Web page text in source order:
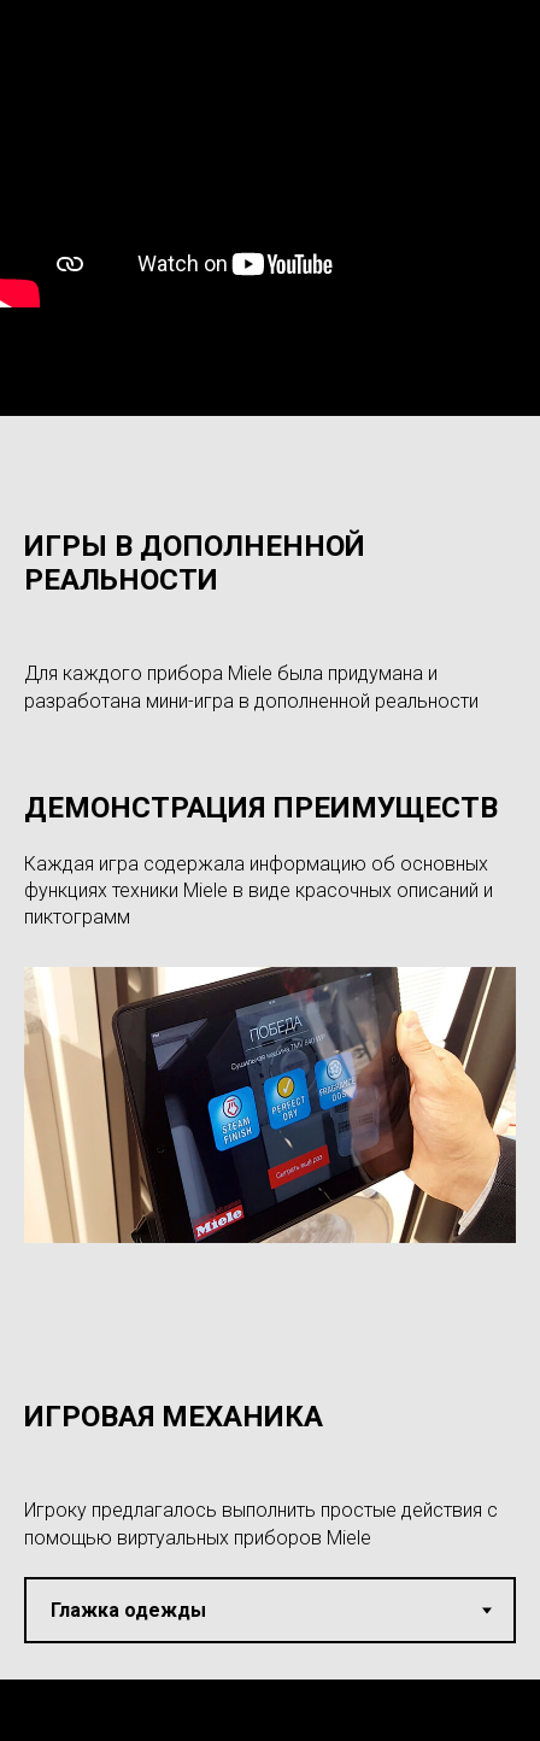
ИГРЫ В ДОПОЛНЕННОЙ
РЕАЛЬНОСТИ
Для каждого прибора Miele была придумана и
разработана мини-игра в дополненной реальности
ДЕМОНСТРАЦИЯ ПРЕИМУЩЕСТВ
Каждая игра содержала информацию об основных
функциях техники Miele в виде красочных описаний и
пиктограмм
ИГРОВАЯ МЕХАНИКА
Игроку предлагалось выполнить простые действия с
помощью виртуальных приборов Miele